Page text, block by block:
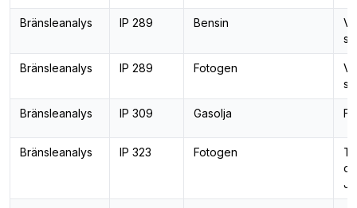
Bränsleanalys IP 289 Bensin
Bränsleanalys IP 289 Fotogen
Bränsleanalys IP 309 Gasolja
Bränsleanalys IP 323 Fotogen